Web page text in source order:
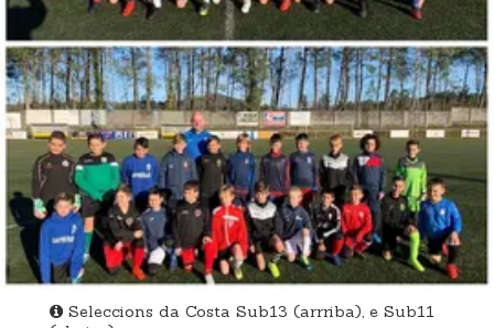
Seleccions da Costa Sub13 (arrriba), e Sub11